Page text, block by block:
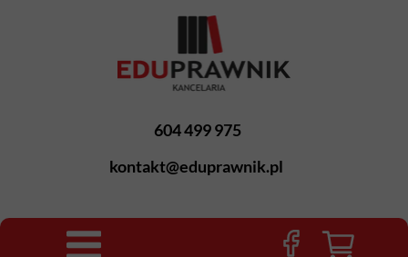
604 499 975
kontakt@eduprawnik.pl